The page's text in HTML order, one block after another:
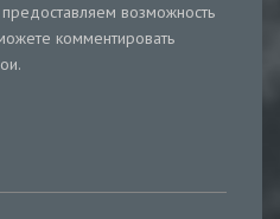
возможность
комментировать